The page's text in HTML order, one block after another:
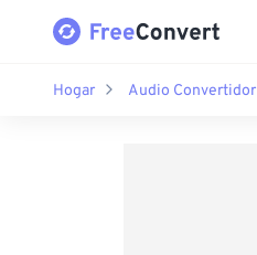
Hogar Audio Convertidor